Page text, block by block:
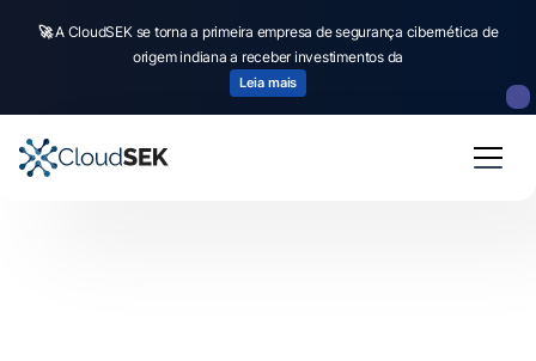
🚀A CloudSEK se torna a primeira empresa de segurança cibernética de
origem indiana a receber investimentos da
Leia mais